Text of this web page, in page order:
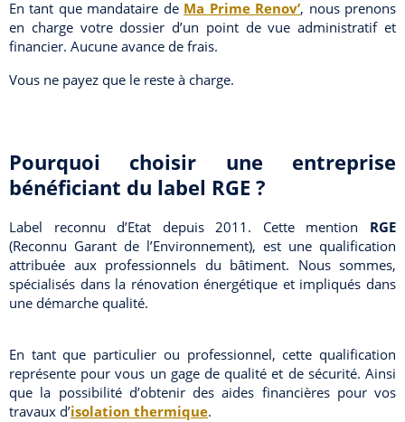
En tant que mandataire de Ma Prime Renov’, nous prenons
en charge votre dossier d’un point de vue administratif et
financier. Aucune avance de frais.
Vous ne payez que le reste à charge.
Pourquoi choisir une entreprise
bénéficiant du label RGE ?
Label reconnu d’Etat depuis 2011. Cette mention RGE
(Reconnu Garant de l’Environnement), est une qualification
attribuée aux professionnels du bâtiment. Nous sommes,
spécialisés dans la rénovation énergétique et impliqués dans
une démarche qualité.
En tant que particulier ou professionnel, cette qualification
représente pour vous un gage de qualité et de sécurité. Ainsi
que la possibilité d’obtenir des aides financières pour vos
travaux d’isolation thermique.